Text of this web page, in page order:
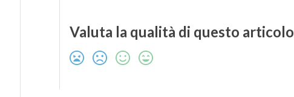
Valuta la qualità di questo articolo